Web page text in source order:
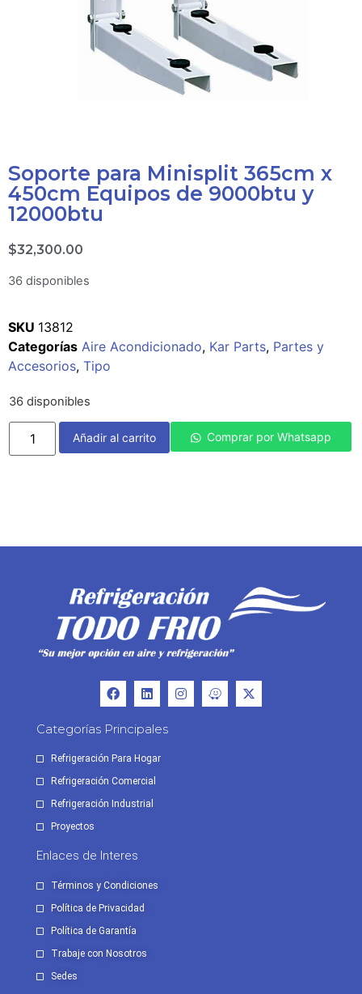
Soporte para Minisplit 365cm x
450cm Equipos de 9000btu y
12000btu
$32,300.00
36 disponibles
SKU 13812
Categorías Aire Acondicionado, Kar Parts, Partes y
Accesorios, Tipo
36 disponibles
Añadir al carrito Comprar por Whatsapp
Categorías Principales
Refrigeración Para Hogar
Refrigeración Comercial
Refrigeración Industrial
Proyectos
Enlaces de Interes
Términos y Condiciones
Política de Privacidad
Política de Garantía
Trabaje con Nosotros
Sedes